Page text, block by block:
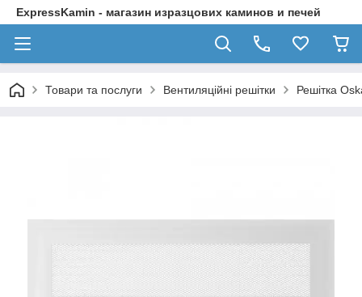
ExpressKamin - магазин изразцових каминов и печей
Товари та послуги Вентиляційні решітки Решітка